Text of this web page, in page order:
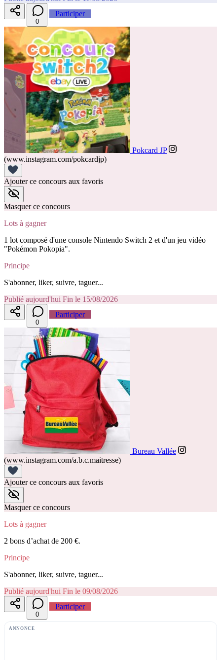
0
Participer
Pokcard JP
(www.instagram.com/pokcardjp)
Ajouter ce concours aux favoris
Masquer ce concours
Lots à gagner
1 lot composé d'une console Nintendo Switch 2 et d'un jeu vidéo
"Pokémon Pokopia".
Principe
S'abonner, liker, suivre, taguer...
Publié aujourd'hui Fin le 15/08/2026
0
Participer
Bureau Vallée
(www.instagram.com/a.b.c.maitresse)
Ajouter ce concours aux favoris
Masquer ce concours
Lots à gagner
2 bons d’achat de 200 €.
Principe
S'abonner, liker, suivre, taguer...
Publié aujourd'hui Fin le 09/08/2026
0
Participer
ANNONCE